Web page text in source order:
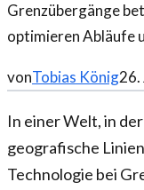
Grenzübergänge
optimieren Abläufe
vonTobias König26.
In einer Welt, in
geografische
Technologie bei